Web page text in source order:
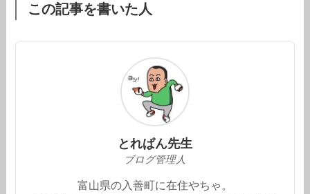
この記事を書いた人
とれぱん先生
ブログ管理人
富山県の入善町に在住やちゃ。